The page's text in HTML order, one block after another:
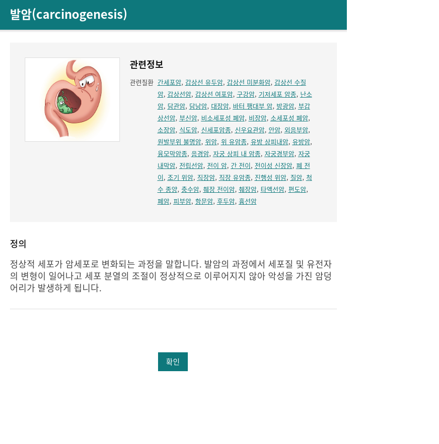
발암(carcinogenesis)
관련정보
관련질환 간세포암, 갑상선 유두암, 갑상선 미분화암, 갑상선 수질
암, 갑상선암, 갑상선 여포암, 구강암, 기저세포 암종, 난소
암, 담관암, 담낭암, 대장암, 바터 팽대부 암, 방광암, 부갑
상선암, 부신암, 비소세포성 폐암, 비장암, 소세포성 폐암,
소장암, 식도암, 신세포암종, 신우요관암, 안암, 외음부암,
원발부위 불명암, 위암, 위 유암종, 유방 상피내암, 유방암,
융모막암종, 음경암, 자궁 상피 내 암종, 자궁경부암, 자궁
내막암, 전립선암, 전이 암, 간 전이, 전이성 신장암, 폐 전
이, 조기 위암, 직장암, 직장 유암종, 진행성 위암, 질암, 척
수 종양, 충수암, 췌장 전이암, 췌장암, 타액선암, 편도암,
폐암, 피부암, 항문암, 후두암, 흉선암
정의
정상적 세포가 암세포로 변화되는 과정을 말합니다. 발암의 과정에서 세포질 및 유전자
의 변형이 일어나고 세포 분열의 조절이 정상적으로 이루어지지 않아 악성을 가진 암덩
어리가 발생하게 됩니다.
확인